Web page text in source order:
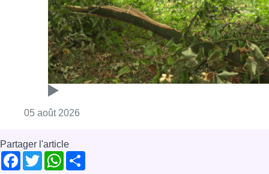
05 août 2026
Partager l'article
Facebook
TwitterWhatsApp